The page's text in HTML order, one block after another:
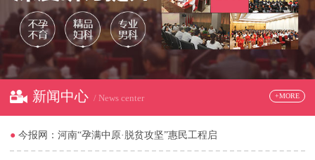
新闻中心 / News center +MORE
● 今报网：河南“孕满中原·脱贫攻坚”惠民工程启